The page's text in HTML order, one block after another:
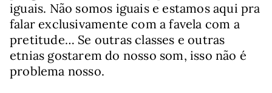
iguais. Não somos iguais e estamos aqui pra
falar exclusivamente com a favela com a
pretitude… Se outras classes e outras
etnias gostarem do nosso som, isso não é
problema nosso.